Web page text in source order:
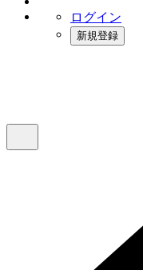
ログイン
新規登録